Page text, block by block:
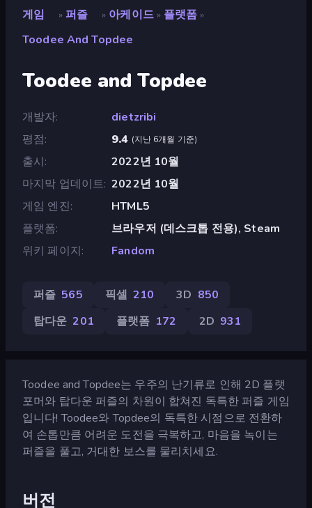
게임 » 퍼즐 » 아케이드 » 플랫폼 »
Toodee And Topdee
Toodee and Topdee
개발자
dietzribi
평점
9.4 (지난 6개월 기준)
출시
2022년 10월
마지막 업데이트 2022년 10월
게임 엔진
HTML5
플랫폼
브라우저 (데스크톱 전용), Steam
위키 페이지
Fandom
퍼즐 565 픽셀 210 3D 850
탑다운 201 플랫폼 172 2D 931
Toodee and Topdee는 우주의 난기류로 인해 2D 플랫
포머와 탑다운 퍼즐의 차원이 합쳐진 독특한 퍼즐 게임
입니다! Toodee와 Topdee의 독특한 시점으로 전환하
여 손톱만큼 어려운 도전을 극복하고, 마음을 녹이는
퍼즐을 풀고, 거대한 보스를 물리치세요.
버전